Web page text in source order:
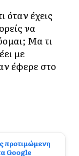
όταν έχεις
να
Μα τι
με
έφερε στο
προτιμώμενη
Google